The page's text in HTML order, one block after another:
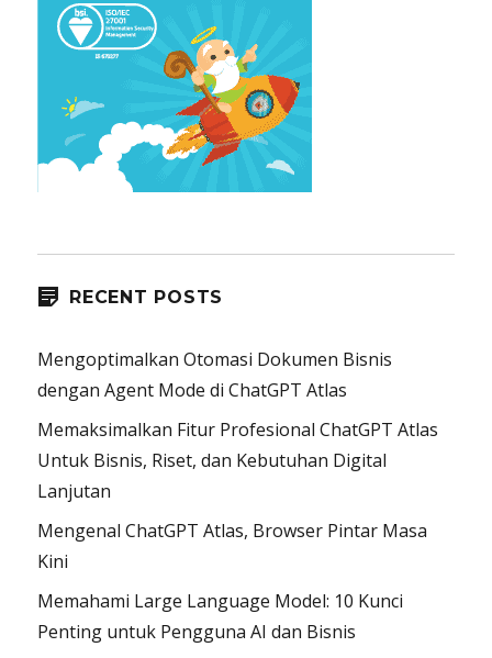
RECENT POSTS
Mengoptimalkan Otomasi Dokumen Bisnis
dengan Agent Mode di ChatGPT Atlas
Memaksimalkan Fitur Profesional ChatGPT Atlas
Untuk Bisnis, Riset, dan Kebutuhan Digital
Lanjutan
Mengenal ChatGPT Atlas, Browser Pintar Masa
Kini
Memahami Large Language Model: 10 Kunci
Penting untuk Pengguna AI dan Bisnis